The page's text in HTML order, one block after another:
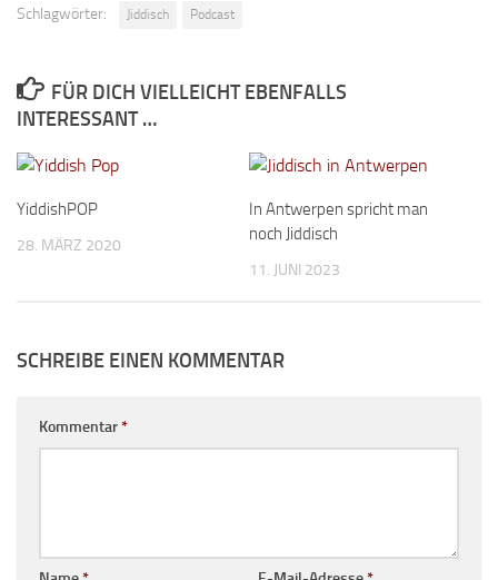
Schlagwörter: Jiddisch Podcast
FÜR DICH VIELLEICHT EBENFALLS
INTERESSANT …
YiddishPOP
28. MÄRZ 2020
In Antwerpen spricht man
noch Jiddisch
11. JUNI 2023
SCHREIBE EINEN KOMMENTAR
Kommentar*